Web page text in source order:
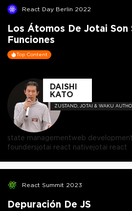
React Day Berlin 2022
Los Átomos De Jotai Son
Funciones
Top Content
DAISHI
KATO
ZUSTAND, JOTAI & WAKU
state managementweb development
foundersjotai react nativejotai react
React Summit 2023
Depuración De JS